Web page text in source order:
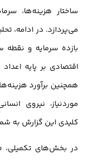
ساختار هزینه‌ها،
می‌پردازد. در ادامه،
بازده سرمایه و نقطه
اقتصادی بر پایه
همچنین برآورد
موردنیاز، نیروی
کلیدی این گزارش به
در بخش‌های